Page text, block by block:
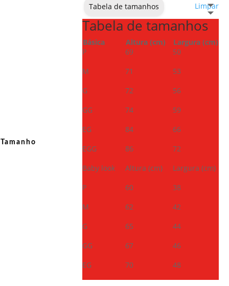
Tamanho
Limpar
Tabela de tamanhos
Tabela de tamanhos
Básica Altura (cm)
Largura (cm)
P
69
50
M
71
53
G
72
56
GG
74
59
EG
84
66
EGG
86
72
Baby look
Altura (cm)
Largura (cm)
P
60
38
M
62
42
G
65
44
GG
67
46
EG
70 48